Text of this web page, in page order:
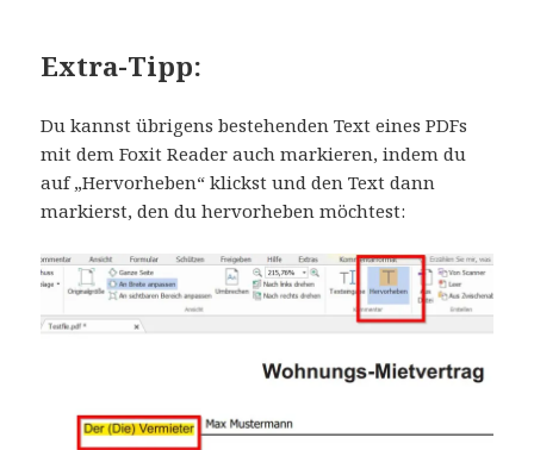
Extra-Tipp:
Du kannst übrigens bestehenden Text eines PDFs
mit dem Foxit Reader auch markieren, indem du
auf „Hervorheben“ klickst und den Text dann
markierst, den du hervorheben möchtest: